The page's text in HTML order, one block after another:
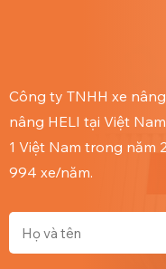
Công ty TNHH xe
nâng HELI tại Việt
1 Việt Nam trong năm
994 xe/năm.